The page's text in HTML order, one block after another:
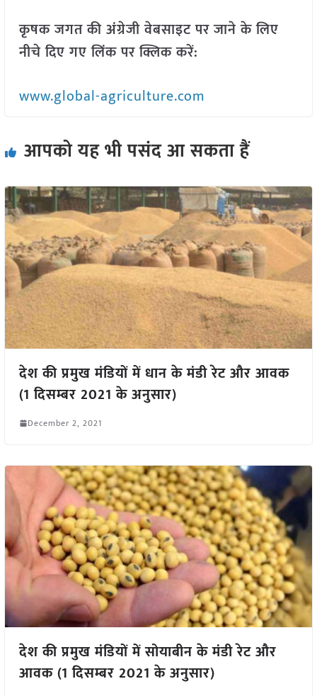
कृषक जगत की अंग्रेजी वेबसाइट पर जाने के लिए
नीचे दिए गए लिंक पर क्लिक करें:
www.global-agriculture.com
आपको यह भी पसंद आ सकता हैं
देश की प्रमुख मंडियों में धान के मंडी रेट और आवक
(1 दिसम्बर 2021 के अनुसार)
December 2, 2021
देश की प्रमुख मंडियों में सोयाबीन के मंडी रेट और
आवक (1 दिसम्बर 2021 के अनुसार)